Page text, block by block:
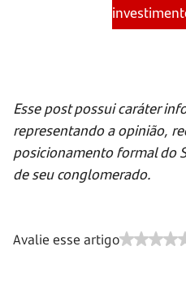
Esse post possui caráter
representando a opinião,
posicionamento formal do
de seu conglomerado.
Avalie esse artigo